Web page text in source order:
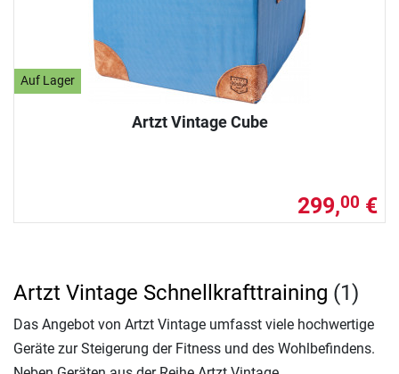
Auf Lager
Artzt Vintage Cube
299,00 €
Artzt Vintage Schnellkrafttraining (1)
Das Angebot von Artzt Vintage umfasst viele hochwertige
Geräte zur Steigerung der Fitness und des Wohlbefindens.